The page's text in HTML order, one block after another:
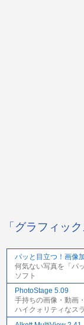
「グラフィッ
パッと目立つ！画像
何気ない写真を「パ
ソフト
PhotoStage 5.09
手持ちの画像・動画
ハイクォリティなス